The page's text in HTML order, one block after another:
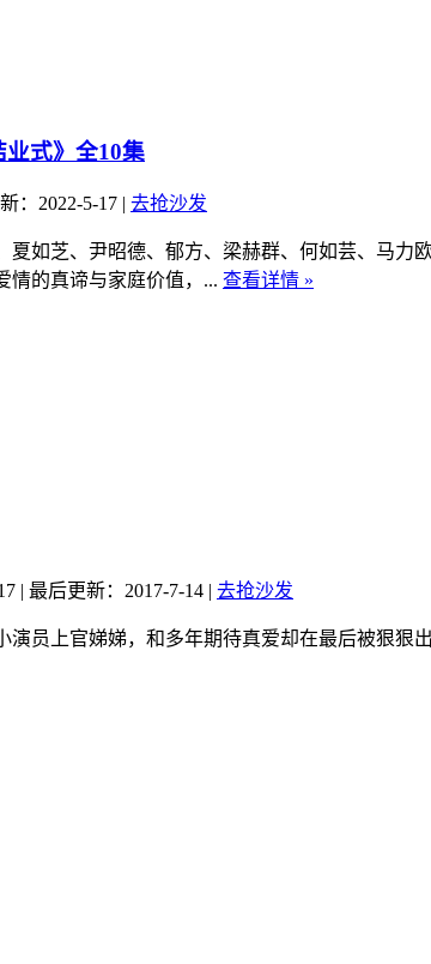
式》全10集
：2022-5-17 | 去抢沙发
夏如芝、尹昭德、郁方、梁赫群、何如芸、马
情的真谛与家庭价值，... 查看详情 »
| 最后更新：2017-7-14 | 去抢沙发
演员上官娣娣，和多年期待真爱却在最后被狠